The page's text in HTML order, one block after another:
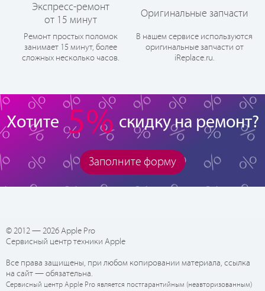
Экспресс-ремонт
от 15 минут
Ремонт простых поломок
занимает 15 минут, более
сложных несколько часов.
Оригинальные запчасти
В нашем сервисе используются
оригинальные запчасти от
iReplace.ru.
Хотите 5% скидку на ремонт?
Заполните форму
© 2012 — 2026 Apple Pro
Сервисный центр техники Apple
Все права защищены, при любом копировании материала, ссылка
на сайт — обязательна.
Сервисный центр Apple Pro является постгарантийным (неавторизованным)